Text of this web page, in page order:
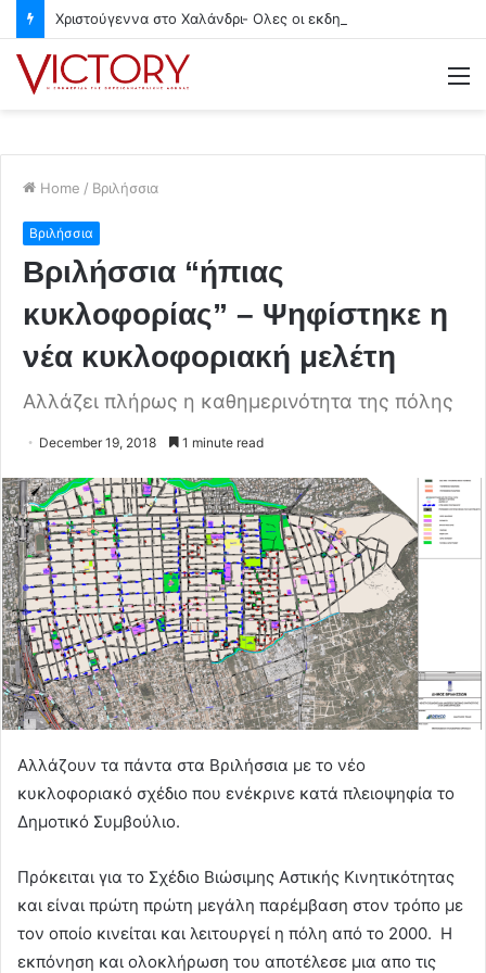
Home / Βριλήσσια
Βριλήσσια
Βριλήσσια “ήπιας
κυκλοφορίας” – Ψηφίστηκε η
νέα κυκλοφοριακή μελέτη
Αλλάζει πλήρως η καθημερινότητα της πόλης
December 19, 2018 1 minute read
Αλλάζουν τα πάντα στα Βριλήσσια με το νέο
κυκλοφοριακό σχέδιο που ενέκρινε κατά πλειοψηφία το
Δημοτικό Συμβούλιο.
Πρόκειται για το Σχέδιο Βιώσιμης Αστικής Κινητικότητας
και είναι πρώτη πρώτη μεγάλη παρέμβαση στον τρόπο με
τον οποίο κινείται και λειτουργεί η πόλη από το 2000. Η
εκπόνηση και ολοκλήρωση του αποτέλεσε μια απο τις